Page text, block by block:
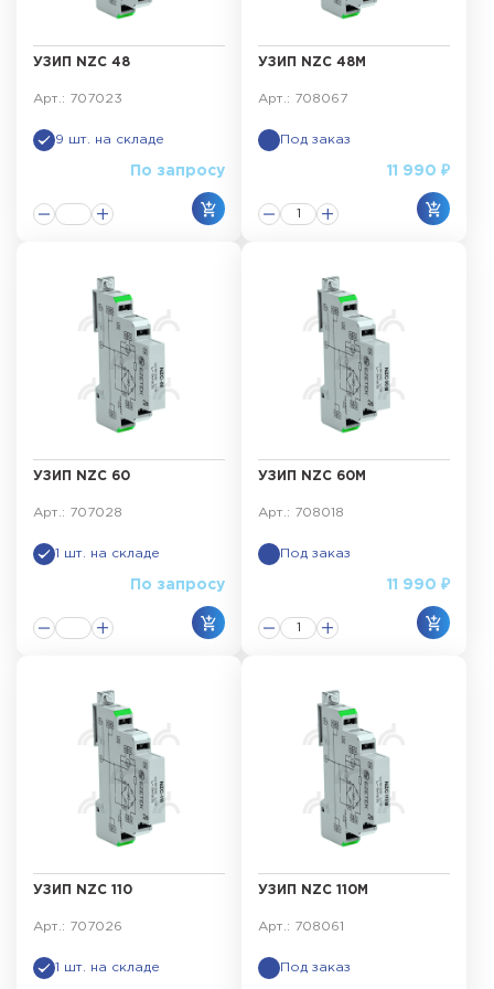
УЗИП NZC 48
Арт.: 707023
9 шт. на складе
По запросу
УЗИП NZC 48M
Арт.: 708067
Под заказ
11 990 ₽
УЗИП NZC 60
Арт.: 707028
1 шт. на складе
По запросу
УЗИП NZC 60M
Арт.: 708018
Под заказ
11 990 ₽
УЗИП NZC 110
Арт.: 707026
1 шт. на складе
УЗИП NZC 110M
Арт.: 708061
Под заказ